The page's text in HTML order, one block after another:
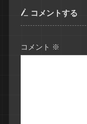
コメントする
コメント ※